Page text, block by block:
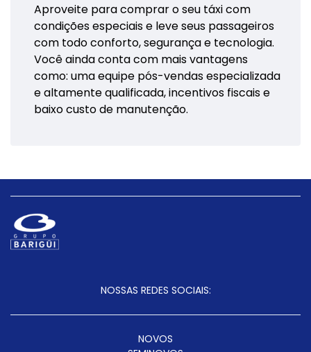
Aproveite para comprar o seu táxi com
condições especiais e leve seus passageiros
com todo conforto, segurança e tecnologia.
Você ainda conta com mais vantagens
como: uma equipe pós-vendas especializada
e altamente qualificada, incentivos fiscais e
baixo custo de manutenção.
NOSSAS REDES SOCIAIS:
NOVOS